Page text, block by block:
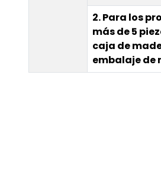
2. Para los
más de 5
caja de
embalaje de